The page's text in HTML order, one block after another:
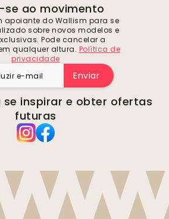
se ao movimento
apoiante do Wallism para se
sobre novos modelos e
Pode cancelar a
qualquer altura. Política de
privacidade
Enviar
inspirar e obter ofertas
futuras